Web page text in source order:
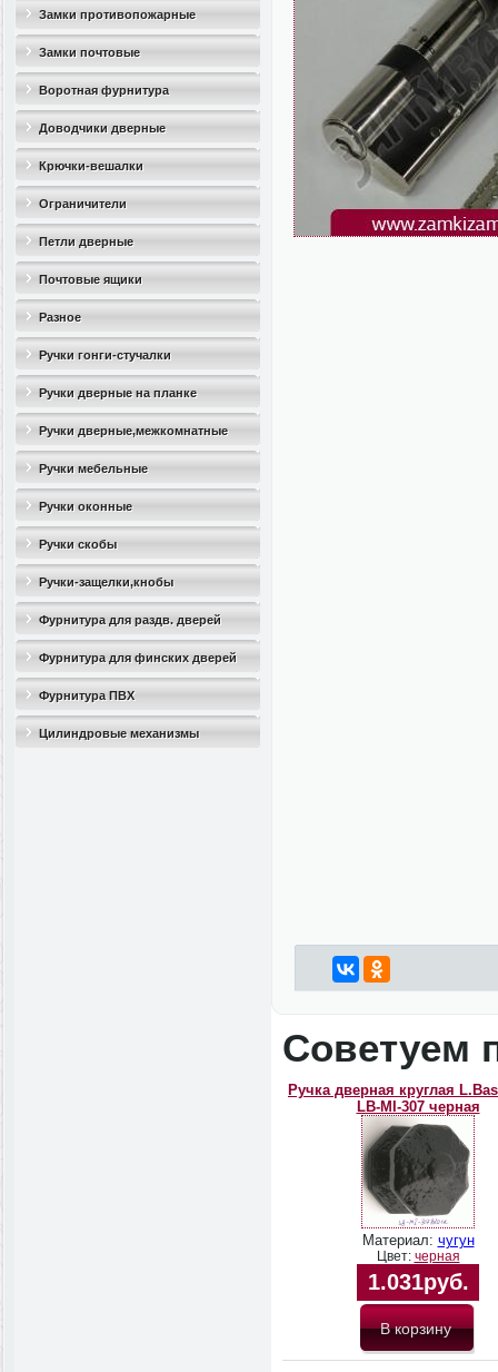
Замки противопожарные
Замки почтовые
Воротная фурнитура
Доводчики дверные
Крючки-вешалки
Ограничители
дверные(стопоры)
Петли дверные
Почтовые ящики
Разное
Ручки гонги-стучалки
Ручки дверные на планке
Ручки дверные,межкомнатные
Ручки мебельные
Ручки оконные
Ручки скобы
Ручки-защелки,кнобы
Фурнитура для раздв. дверей
Фурнитура для финских дверей
Фурнитура ПВХ
Цилиндровые механизмы
Советуем
Ручка дверная круглая
LB-MI-307 черная
Материал: чугун
Цвет: черная
1.031руб.